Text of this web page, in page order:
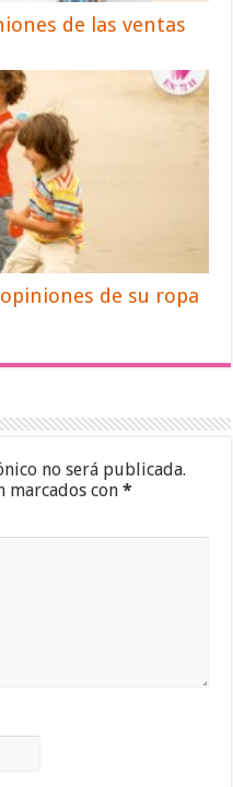
de las ventas
de su ropa
no será publicada.
marcados con*